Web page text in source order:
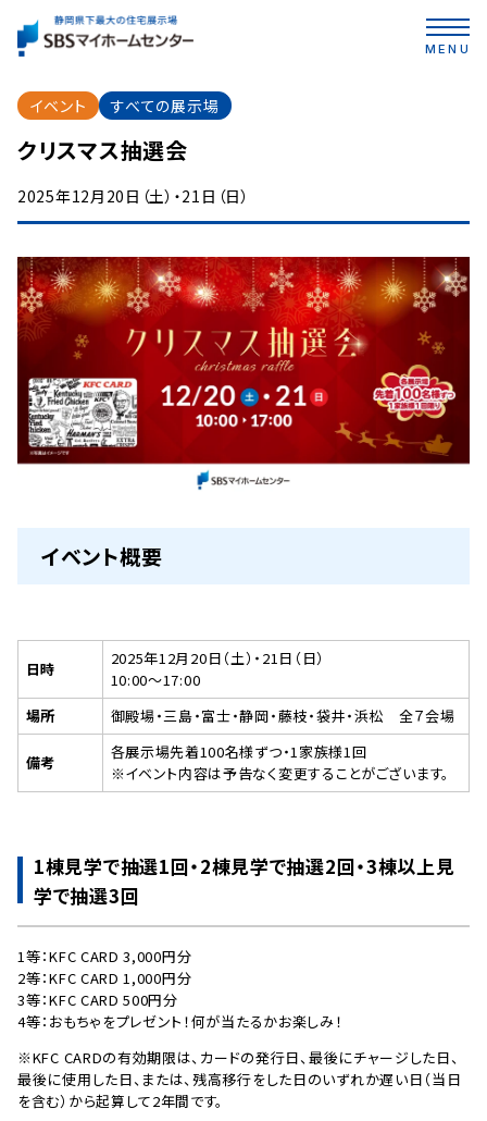
MENU
イベント すべての展示場
クリスマス抽選会
2025年12月20日（土）・21日（日）
イベント概要
日時
2025年12月20日（土）・21日（日）
10:00〜17:00
場所
御殿場・三島・富士・静岡・藤枝・袋井・浜松 全７会場
備考
各展示場先着100名様ずつ・1家族様1回
※イベント内容は予告なく変更することがございます。
1棟見学で抽選1回・2棟見学で抽選2回・3棟以上見
学で抽選3回
1等：KFC CARD 3,000円分
2等：KFC CARD 1,000円分
3等：KFC CARD 500円分
4等：おもちゃをプレゼント！何が当たるかお楽しみ！
※KFC CARDの有効期限は、カードの発行日、最後にチャージした日、
最後に使用した日、または、残高移行をした日のいずれか遅い日（当日
を含む）から起算して2年間です。